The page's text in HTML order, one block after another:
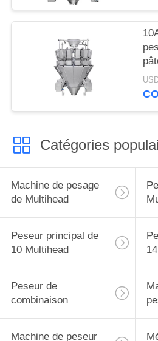
Catégories
Machine de pesage
de Multihead
Peseur principal de
10 Multihead
Peseur de
combinaison
Machine de peseur